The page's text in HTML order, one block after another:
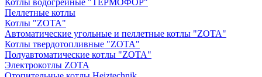
Котлы водогрейные "ТЕРМОФОР"
Пеллетные котлы
Котлы "ZOTA"
Автоматические угольные и пеллетные котлы "ZOTA"
Котлы твердотопливные "ZOTA"
Полуавтоматические котлы "ZOTA"
Электрокотлы ZOTA